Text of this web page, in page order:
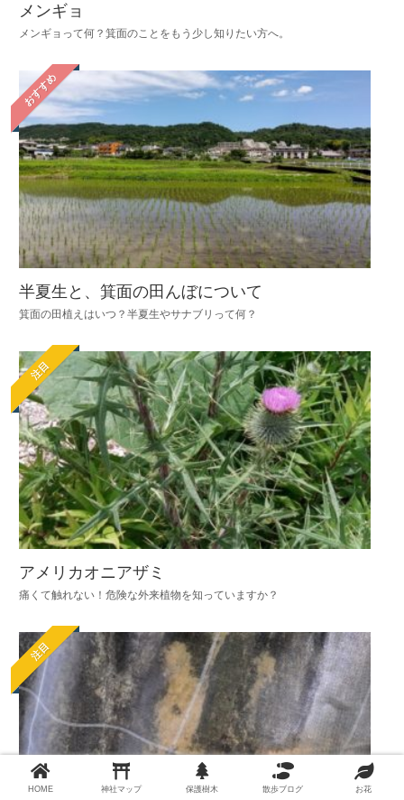
メンギョ
メンギョって何？箕面のことをもう少し知りたい方へ。
おすすめ
半夏生と、箕面の田んぼについて
箕面の田植えはいつ？半夏生やサナブリって何？
注目
アメリカオニアザミ
痛くて触れない！危険な外来植物を知っていますか？
注目
HOME 神社マップ 保護樹木 散歩ブログ お花